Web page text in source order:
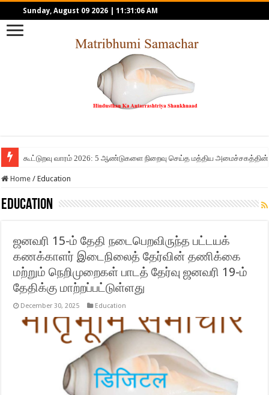
Sunday, August 09 2026 11:31:06 AM
கூட்டுறவு வாரம் 2026: 5 ஆண்டுகளை நிறைவு செய்த மத்திய அமைச்சகத்தின்
Home / Education
Education
ஜனவரி 15-ம் தேதி நடைபெறவிருந்த பட்டயக்
கணக்காளர் இடைநிலைத் தேர்வின் தணிக்கை
மற்றும் நெறிமுறைகள் பாடத் தேர்வு ஜனவரி 19-ம்
தேதிக்கு மாற்றப்பட்டுள்ளது
December 30, 2025 Education